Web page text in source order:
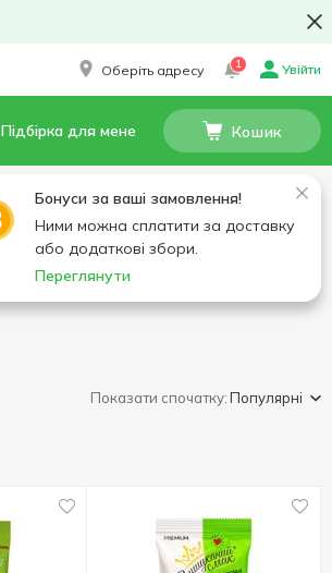
Оберіть адресу 1 Увійти
Підбірка для мене Кошик
Бонуси за ваші замовлення!
Ними можна сплатити за доставку
або додаткові збори.
Переглянути
Показати спочатку:Популярні